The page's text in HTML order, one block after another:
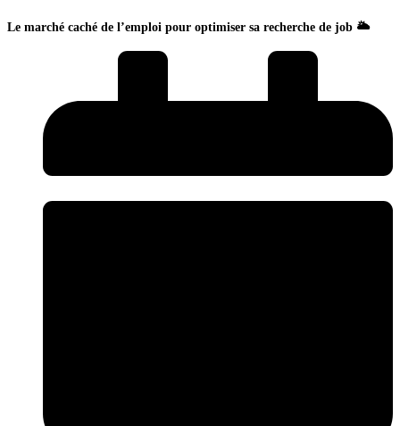
Le marché caché de l’emploi pour optimiser sa recherche de job 🌥️